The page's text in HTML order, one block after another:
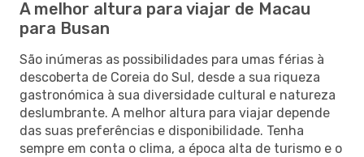
A melhor altura para viajar de Macau
para Busan
São inúmeras as possibilidades para umas férias à
descoberta de Coreia do Sul, desde a sua riqueza
gastronómica à sua diversidade cultural e natureza
deslumbrante. A melhor altura para viajar depende
das suas preferências e disponibilidade. Tenha
sempre em conta o clima, a época alta de turismo e o